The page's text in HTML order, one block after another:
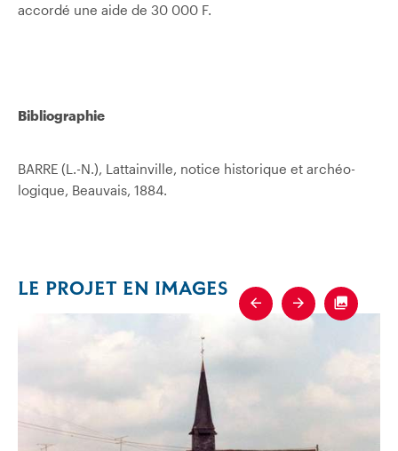
accordé une aide de 30 000 F.
Bibliographie
BARRE (L.-N.), Lattainville, notice historique et archéo­
logique, Beauvais, 1884.
LE PROJET EN IMAGES
Previous
Next